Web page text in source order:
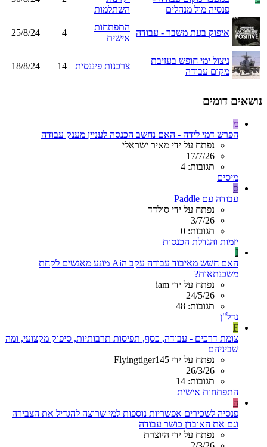
פנסיה מול מנהלים
השתלמות
איפוק בעת משבר - עבודה
התפתחות
אישית
4
25/8/24
ניצול ימי חופש בעזיבת
מקום עבודה
צרכנות פיננסית 14
18/8/24
נושאים דומים
מ
הפרש דמי לידה - האם נחשב הכנסה לעניין מענק עבודה
נפתח על ידי מאיר ישראלי
17/7/26
תגובות: 4
מיסים
ס
עבודה עם Paddle
נפתח על ידי סולדד
3/7/26
תגובות: 0
יזמות והגדלת הכנסות
I
האם חשש מאיבוד עבודה עקב הAi מונע מאנשים לקחת
משכנתאות?
נפתח על ידי iam
24/5/26
תגובות: 48
נדל"ן
F
צומת דרכים - עבודה, כסף, תפיסות תרבותיות, סיפוק מקצועי, ומה
שביניהם
נפתח על ידי Flyingtiger145
26/3/26
תגובות: 14
התפתחות אישית
ה
פנסיה לשכירים אפשריות נוספות למי שרוצה להגדיל את הצבירה
וגם את האובדן כושר עבודה
נפתח על ידי היוצרת